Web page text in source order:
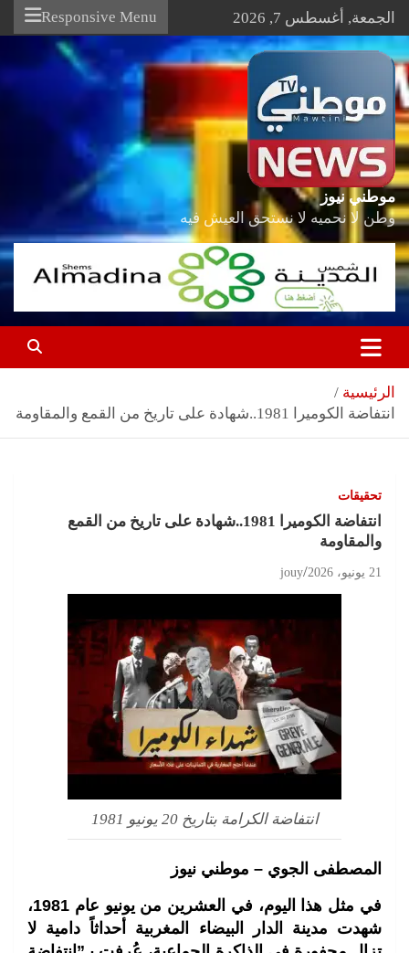
Skip
content
الجمعة, أغسطس 7, 2026 Responsive Menu
موطني نيوز
وطن لا نحميه لا نستحق العيش فيه
الرئيسية
انتفاضة الكوميرا 1981..شهادة على تاريخ من القمع والمقاومة
تحقيقات
انتفاضة الكوميرا 1981..شهادة على تاريخ من القمع
والمقاومة
21 يونيو، 2026 jouy
انتفاضة الكرامة بتاريخ 20 يونيو 1981
المصطفى الجوي – موطني نيوز
في مثل هذا اليوم، في العشرين من يونيو عام 1981،
شهدت مدينة الدار البيضاء المغربية أحداثاً دامية لا